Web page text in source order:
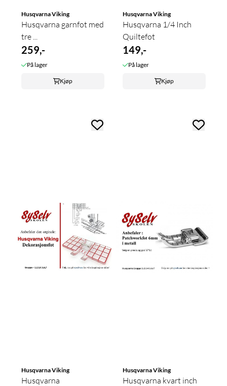
Husqvarna Viking
Husqvarna garnfot med
tre ...
259,-
På lager
Kjøp
Husqvarna Viking
Husqvarna 1/4 Inch
Quiltefot
149,-
På lager
Kjøp
Husqvarna Viking
Husqvarna
Husqvarna Viking
Husqvarna kvart inch